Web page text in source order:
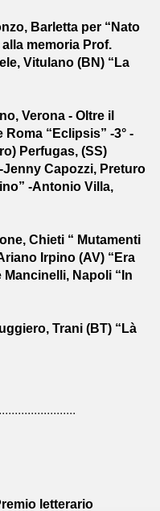
Barletta per “Nato
memoria Prof.
Vitulano (BN) “La
Verona - Oltre il
“Eclipsis” -3° -
Perfugas, (SS)
Jenny Capozzi, Preturo
-Antonio Villa,
Chieti “ Mutamenti
Irpino (AV) “Era
Napoli “In
Trani (BT) “Là
letterario